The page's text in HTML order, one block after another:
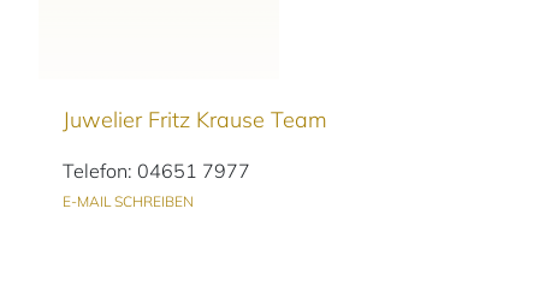
Juwelier Fritz Krause Team
Telefon: 04651 7977
E-MAIL SCHREIBEN